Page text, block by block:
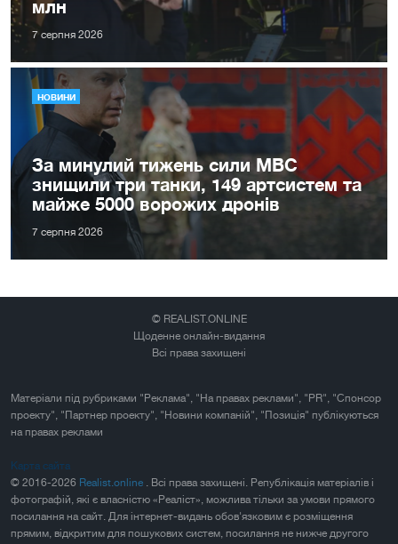
млн
7 серпня 2026
НОВИНИ
За минулий тижень сили МВС
знищили три танки, 149 артсистем та
майже 5000 ворожих дронів
7 серпня 2026
© REALIST.ONLINE
Щоденне онлайн-видання
Всі права захищені
Матеріали під рубриками "Реклама", "На правах реклами", "PR", "Спонсор
проекту", "Партнер проекту", "Новини компаній", "Позиція" публікуються
на правах реклами
Карта сайта
© 2016-2026 Realist.online . Всі права захищені. Републікація матеріалів і
фотографій, які є власністю «Реаліст», можлива тільки за умови прямого
посилання на сайт. Для інтернет-видань обов'язковим є розміщення
прямим, відкритим для пошукових систем, посилання не нижче другого